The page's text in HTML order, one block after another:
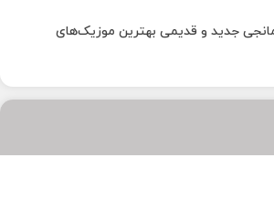
جدید و قدیمی بهترین موزیک‌های